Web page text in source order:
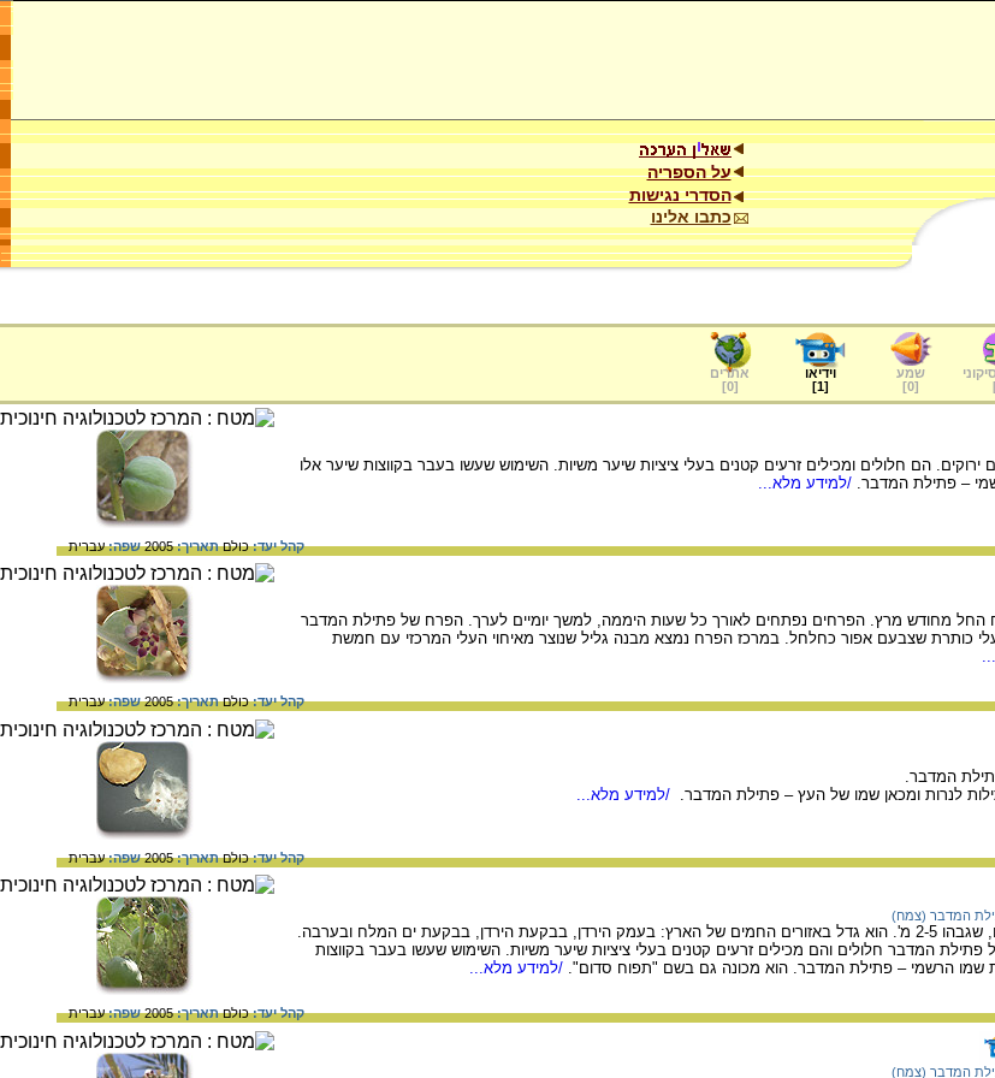
על הספריה
הסדרי נגישות
כתבו אלינו
שמע
[
0
]
וידיאו
[
1
]
אתרים
[
0
]
הם חלולים ומכילים זרעים קטנים בעלי ציציות שיער משיות. השימוש שעשו בעבר בקווצות שיער אלו
– פתילת המדבר. /למידע מלא...
קהל יעד:כולםתאריך:2005 שפה:עברית
החל מחודש מרץ. הפרחים נפתחים לאורך כל שעות היממה, למשך יומיים לערך. הפרח של פתילת המדבר
עלי כותרת שצבעם אפור כחלחל. במרכז הפרח נמצא מבנה גליל שנוצר מאיחוי העלי המרכזי עם חמשת
קהל יעד:כולםתאריך:2005 שפה:עברית
המדבר.
לנרות ומכאן שמו של העץ – פתילת המדבר.
/למידע מלא...
קהל יעד:כולםתאריך:2005 שפה:עברית
המדבר (צמח)
(Calotropis) עץ ממשפחת האסקלפיים, שגבהו 2-5 מ'. הוא גדל באזורים החמים של הארץ: בעמק הירדן, בבקעת הירדן, בבקעת ים המלח ובערבה.
של פתילת המדבר חלולים והם מכילים זרעים קטנים בעלי ציציות שיער משיות. השימוש שעשו בעבר בקווצות
שמו הרשמי – פתילת המדבר. הוא מכונה גם בשם "תפוח סדום". /למידע מלא...
קהל יעד:כולםתאריך:2005 שפה:עברית
המדבר (צמח)